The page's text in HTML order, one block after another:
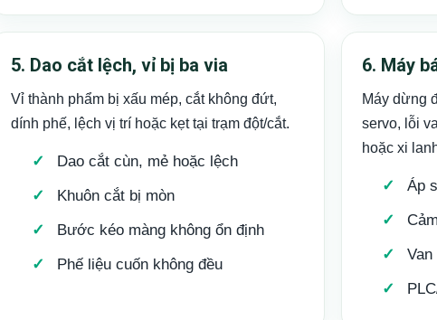
5. Dao cắt lệch, vỉ bị ba via
Vỉ thành phẩm bị xấu mép, cắt không đứt,
dính phế, lệch vị trí hoặc kẹt tại trạm đột/cắt.
Dao cắt cùn, mẻ hoặc lệch
Khuôn cắt bị mòn
Bước kéo màng không ổn định
Phế liệu cuốn không đều
6. Máy
Máy dừng
servo, lỗi
hoặc xi
Áp